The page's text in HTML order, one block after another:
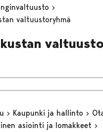
valtuustoryhmä
Kaupunki ja hallinto
asiointi ja lomakkeet